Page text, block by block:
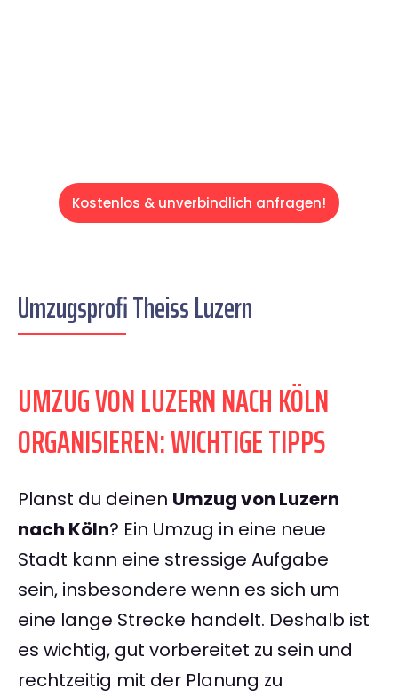
Kostenlos & unverbindlich anfragen!
Umzugsprofi Theiss Luzern
UMZUG VON LUZERN NACH KÖLN
ORGANISIEREN: WICHTIGE TIPPS
Planst du deinen Umzug von Luzern
nach Köln? Ein Umzug in eine neue
Stadt kann eine stressige Aufgabe
sein, insbesondere wenn es sich um
eine lange Strecke handelt. Deshalb ist
es wichtig, gut vorbereitet zu sein und
rechtzeitig mit der Planung zu